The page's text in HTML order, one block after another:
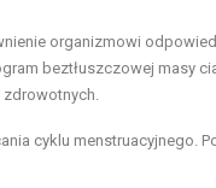
organizmowi
beztłuszczowej masy
cyklu menstruacyjnego.